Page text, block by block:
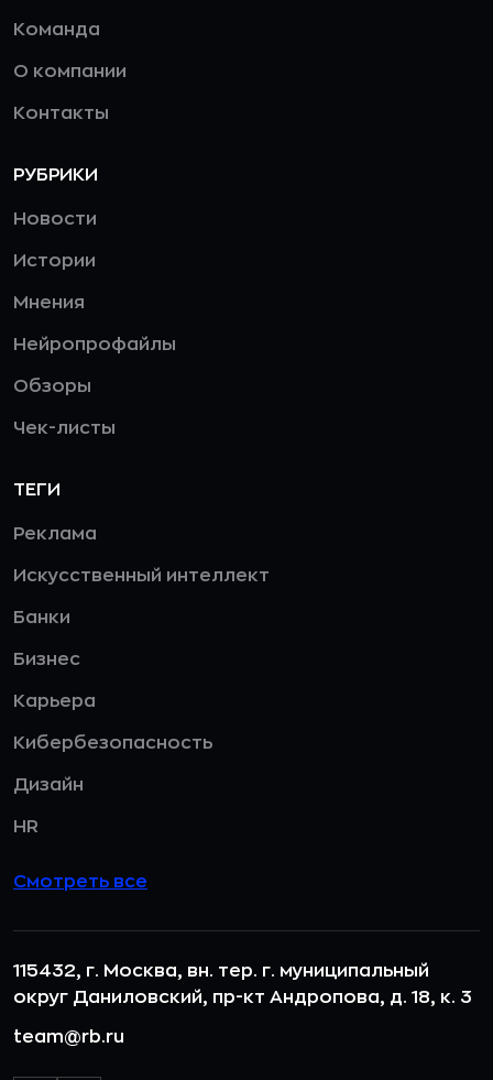
Команда
О компании
Контакты
РУБРИКИ
Новости
Истории
Мнения
Нейропрофайлы
Обзоры
Чек-листы
ТЕГИ
Реклама
Искусственный интеллект
Банки
Бизнес
Карьера
Кибербезопасность
Дизайн
HR
Смотреть все
115432, г. Москва, вн. тер. г. муниципальный
округ Даниловский, пр-кт Андропова, д. 18, к. 3
team@rb.ru